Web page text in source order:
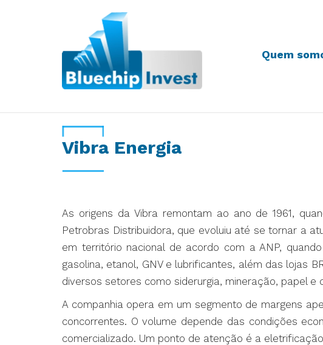
Quem
Vibra Energia
As origens da Vibra remontam ao ano de 1961,
Petrobras Distribuidora, que evoluiu até se tornar a
em território nacional de acordo com a ANP,
gasolina, etanol, GNV e lubrificantes, além das lojas
diversos setores como siderurgia, mineração, papel e
A companhia opera em um segmento de margens
concorrentes. O volume depende das condições
comercializado. Um ponto de atenção é a